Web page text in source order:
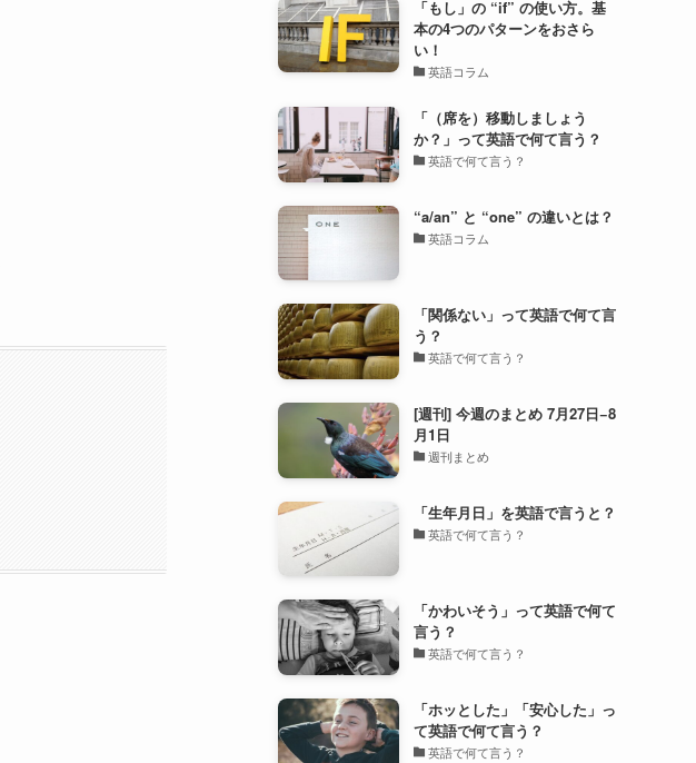
「もし」の “if” の使い方。基
本の4つのパターンをおさら
い！
英語コラム
「（席を）移動しましょう
か？」って英語で何て言う？
英語で何て言う？
“a/an” と “one” の違いとは？
英語コラム
「関係ない」って英語で何て言
う？
英語で何て言う？
[週刊] 今週のまとめ 7月27日−8
月1日
週刊まとめ
「生年月日」を英語で言うと？
英語で何て言う？
「かわいそう」って英語で何て
言う？
英語で何て言う？
「ホッとした」「安心した」っ
て英語で何て言う？
英語で何て言う？